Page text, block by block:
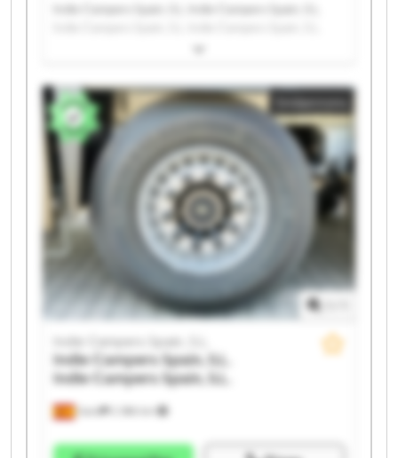
Indie Campers Spain, S.L. Indie Campers Spain, S.L.
Indie Campers Spain, S.L. Indie Campers Spain, S.L.
Indie Campers Spain, S.L. Indie Campers Spain, S.L.
Indie Campers Spain, S.L. Indie Campers Spain, S.L.
Indie Campers Spain, S.L. Indie Campers Spain, S.L.
Indie Campers Spain, S.L. Indie Campers Spain, S.L.
Indie Campers Spain, S.L. Indie Campers Spain, S.L.
Indie Campers Spain, S.L. Indie Campers Spain, S.L.
Småannons
Gavà
Indie Campers Spain, S.L.
Indie Campers Spain, S.L.
Indie Campers Spain, S.L.